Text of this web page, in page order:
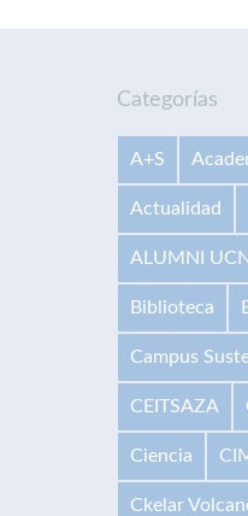
Categorías
A+S
Actualidad
ALUMNI
Biblioteca
Campus
CEITSAZA
Ciencia
Ckelar